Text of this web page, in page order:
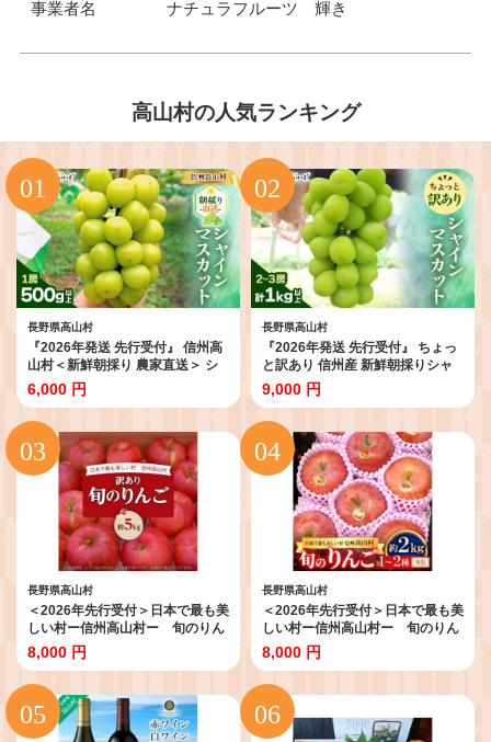
事業者名 ナチュラフルーツ 輝き
高山村の人気ランキング
長野県高山村
『2026年発送 先行受付』 信州高
山村＜新鮮朝採り 農家直送＞ シ
ャインマスカット ひと房_シャイ
ンマスカット ぶどう 葡萄 ブドウ
フルーツ 果物 朝採り 農家直送 信
州 美味しい 人気 おすすめ 送料無
料 ＜1613809＞【1613809】
6,000 円
長野県高山村
『2026年発送 先行受付』 ちょっ
と訳あり 信州産 新鮮朝採りシャ
インマスカット 2～3房1kg_ 訳あ
り シャインマスカット ぶどう 葡
萄 ブドウ フルーツ 果物 朝採り 信
州産 美味しい 人気 おすすめ 送料
無料 ＜1625533＞【1625533】
9,000 円
長野県高山村
＜2026年先行受付＞日本で最も美
しい村ー信州高山村ー 旬のりん
ご約5kg入り＜訳あり品＞_りんご
林檎 訳あり ふるさと納税 信州 高
山村 5kg フルーツ 果物 くだもの
美味しい 旬 先行予約 家庭用 送料
無料 ＜1696077＞【1696077】
8,000 円
長野県高山村
＜2026年先行受付＞日本で最も美
しい村ー信州高山村ー 旬のりん
ご＜秀品＞サンふじ・名月・他_
りんご 林檎 サンふじ 名月 秀品 ふ
るさと納税 信州 高山村 フルーツ
果物 くだもの 美味しい 旬 先行予
約 贈答用 送料無料 ＜1696201＞
【1696201】
8,000 円